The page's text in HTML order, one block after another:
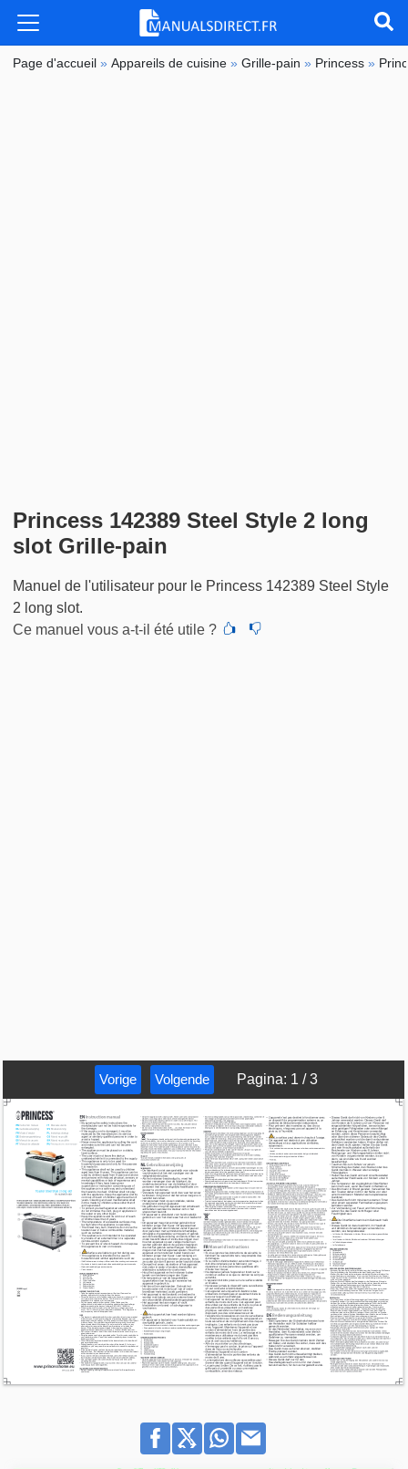
Page d'accueil »Appareils de cuisine »Grille-pain » Princess »
Princess 142389 Steel Style 2 long
slot Grille-pain
Manuel de l'utilisateur pour le Princess 142389 Steel Style
2 long slot.
Ce manuel vous a-t-il été utile ?
Vorige Volgende Pagina: 1 /3